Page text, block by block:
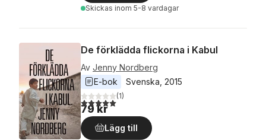
Skickas inom 5-8 vardagar
De förklädda flickorna i Kabul
Av Jenny Nordberg
E-bok
Svenska 2015
5,0utav 5 stjärnor. Totalt antal röster:
(1)
79 kr
Lägg till